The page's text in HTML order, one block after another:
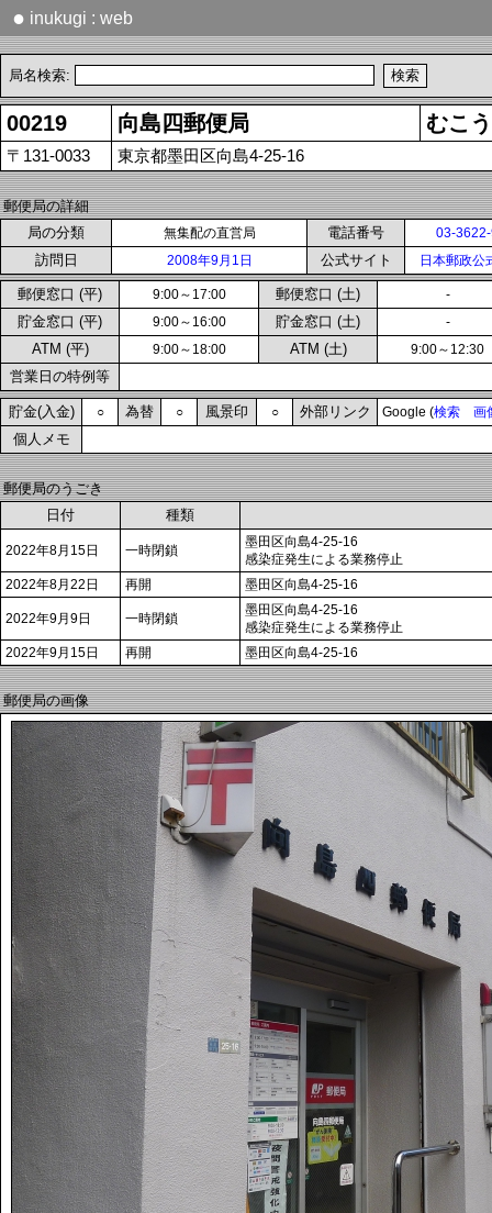
● inukugi : web
局名検索:
00219 向島四郵便局 むこ
〒131-0033 東京都墨田区向島4-25-16
郵便局の詳細
局の分類
無集配の直営局 電話番号 03-
訪問日 2008年9月1日 公式サイト 日本郵政公
郵便窓口 (平) 9:00～17:00 郵便窓口 (土) -
貯金窓口 (平) 9:00～16:00 貯金窓口 (土) -
ATM (平) 9:00～18:00 ATM (土) 9:00～12:30
営業日の特例等
貯金(入金) ○ 為替 ○ 風景印 ○ 外部リンク Google (検索 画
個人メモ
郵便局のうごき
日付
種類
2022年8月15日 一時閉鎖
墨田区向島4-25-16
感染症発生による業務停止
2022年8月22日
再開 墨田区向島4-25-16
2022年9月9日 一時閉鎖
墨田区向島4-25-16
感染症発生による業務停止
2022年9月15日
再開 墨田区向島4-25-16
郵便局の画像